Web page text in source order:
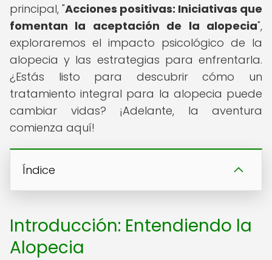
principal, "Acciones positivas: Iniciativas que
fomentan la aceptación de la alopecia",
exploraremos el impacto psicológico de la
alopecia y las estrategias para enfrentarla.
¿Estás listo para descubrir cómo un
tratamiento integral para la alopecia puede
cambiar vidas? ¡Adelante, la aventura
comienza aquí!
Índice
Introducción: Entendiendo la
Alopecia